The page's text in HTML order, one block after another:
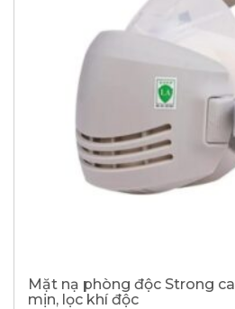
Mặt nạ phòng độc Strong
mịn, lọc khí độc